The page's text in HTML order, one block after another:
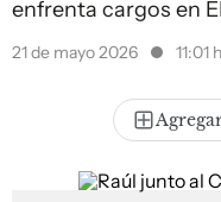
enfrenta cargos en
21 de mayo 2026 11:01